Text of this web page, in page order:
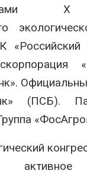
«Российский
(ПСБ).